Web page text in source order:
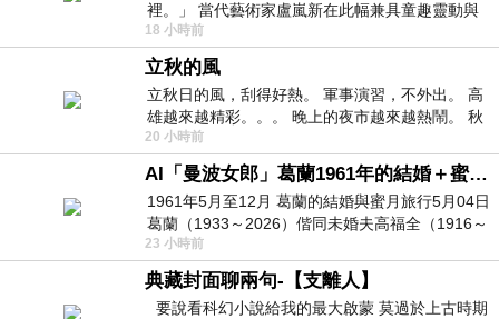
裡。」 當代藝術家盧嵐新在此幅兼具童趣靈動與
抽象韻味的新作中，用湛藍的羽翼般色塊包覆著
18 小時前
立秋的風
立秋日的風，刮得好熱。 軍事演習，不外出。 高
雄越來越精彩。。。 晚上的夜市越來越熱鬧。 秋
天的風刮得很熱 夜遊消暑熱。。。
20 小時前
AI「曼波女郎」葛蘭1961年的結婚＋蜜月旅行 #戀上老電影 #葛蘭 #粟子
1961年5月至12月 葛蘭的結婚與蜜月旅行5月04日
葛蘭（1933～2026）偕同未婚夫高福全（1916～
2004）乘郵輪赴倫敦6月15日於英國倫敦St.S
23 小時前
典藏封面聊兩句-【支離人】
要說看科幻小說給我的最大啟蒙 莫過於上古時期